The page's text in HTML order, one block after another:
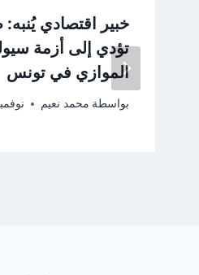
خبير اقتصادي يُنبه:
تؤدي إلى أزمة
الموازي في تونس
بواسطة محمد نعيم نوفمبر 10,